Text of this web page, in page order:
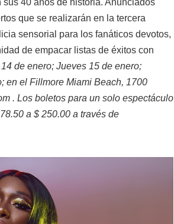
40 años de historia. Anunciados
que se realizarán en la tercera
sensorial para los fanáticos devotos,
de empacar listas de éxitos con
de enero; Jueves 15 de enero;
en el Fillmore Miami Beach, 1700
. Los boletos para un solo espectáculo
a $ 250.00 a través de